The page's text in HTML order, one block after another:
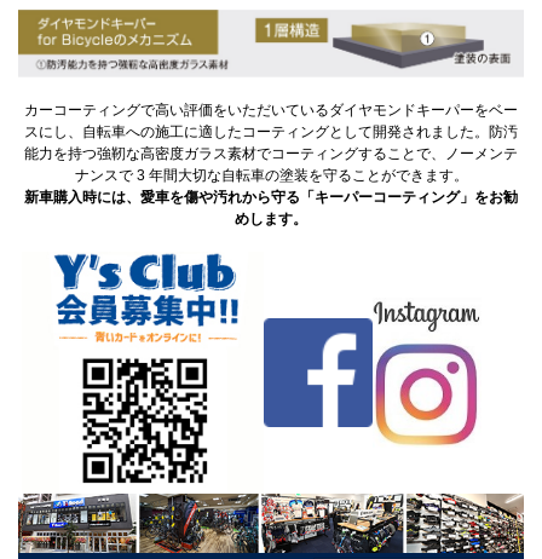
カーコーティングで高い評価をいただいているダイヤモンドキーパーをベー
スにし、自転車への施工に適したコーティングとして開発されました。防汚
能力を持つ強靭な高密度ガラス素材でコーティングすることで、ノーメンテ
ナンスで 3 年間大切な自転車の塗装を守ることができます。
新車購入時には、愛車を傷や汚れから守る「キーパーコーティング」をお勧
めします。